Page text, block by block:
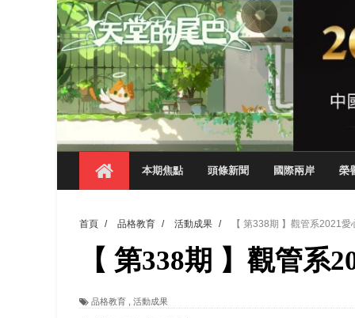
【 第404期 】探索空間設計解方 室設系學
【 第404期 】從創意到實踐 數媒系學生於
【 第404期 】以品格奠基、用領導領航：
【 第404期 】此夏，向未來！ 中國科大新
領航AI創先例！ 數媒系錄音室獲「杜比全
觀管系展現跨域創新與實作育人成效 AI智
學務處舉辦「董事長『聊』心室」 上官董
金曲陣容強勢進駐！中國科大原民音樂成果
數媒系《天堂的尾巴》、《礦影》勇奪台灣
本期焦點 頭條新聞 國際兩岸 榮
首頁 / 品格教育 / 活動成果 / 【 第338期 】觀管系2021
【 第338期 】觀管系
品格教育 活動成果